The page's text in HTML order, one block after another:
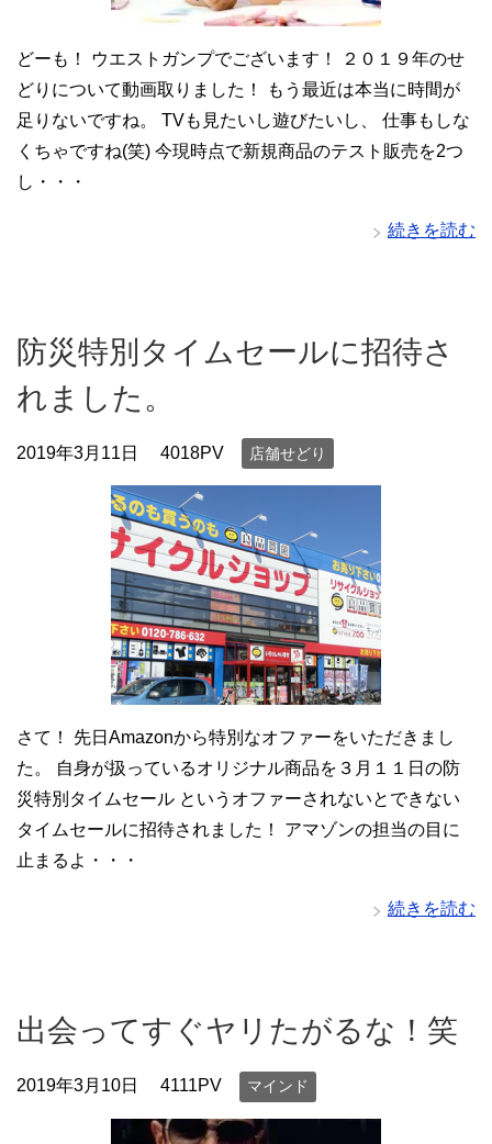
どーも！ ウエストガンプでございます！ ２０１９年のせ
どりについて動画取りました！ もう最近は本当に時間が
足りないですね。 TVも見たいし遊びたいし、 仕事もしな
くちゃですね(笑) 今現時点で新規商品のテスト販売を2つ
し・・・
続きを読む
防災特別タイムセールに招待さ
れました。
2019年3月11日 4018PV 店舗せどり
さて！ 先日Amazonから特別なオファーをいただきまし
た。 自身が扱っているオリジナル商品を３月１１日の防
災特別タイムセール というオファーされないとできない
タイムセールに招待されました！ アマゾンの担当の目に
止まるよ・・・
続きを読む
出会ってすぐヤリたがるな！笑
2019年3月10日 4111PV マインド